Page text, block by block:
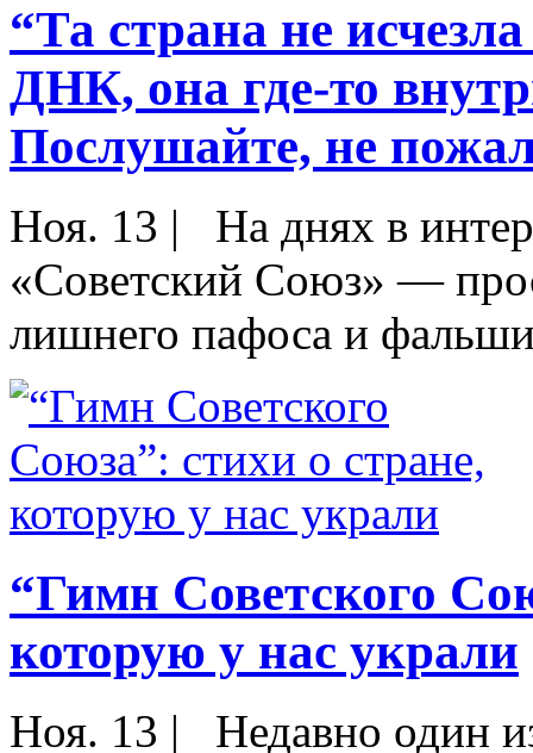
“Та страна не
ДНК, она где-то
Послушайте, не
Ноя. 13 |
На днях в
«Советский Союз» —
лишнего пафоса и
“Гимн Советского
которую у нас украли
Ноя. 13 | Недавно один